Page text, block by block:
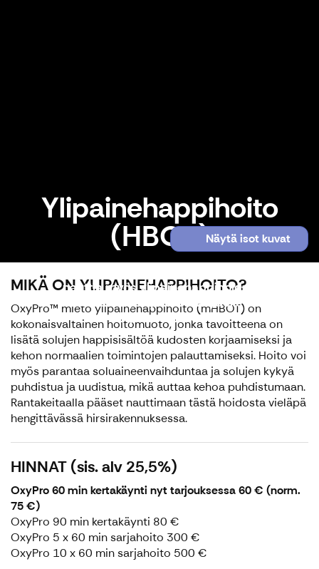
Ylipainehappihoito
(HBOT)
nauttia myös ylipainehappihoidon
lukuisista hyödyistä terveydelle ja
hyvinvoinnille
Näytä isot kuvat
MIKÄ ON YLIPAINEHAPPIHOITO?
OxyPro™ mieto ylipainehappihoito (mHBOT) on
kokonaisvaltainen hoitomuoto, jonka tavoitteena on
lisätä solujen happisisältöä kudosten korjaamiseksi ja
kehon normaalien toimintojen palauttamiseksi. Hoito voi
myös parantaa soluaineenvaihduntaa ja solujen kykyä
puhdistua ja uudistua, mikä auttaa kehoa puhdistumaan.
Rantakeitaalla pääset nauttimaan tästä hoidosta vieläpä
hengittävässä hirsirakennuksessa.
HINNAT (sis. alv 25,5%)
OxyPro 60 min kertakäynti nyt tarjouksessa 60 € (norm.
75 €)
OxyPro 90 min kertakäynti 80 €
OxyPro 5 x 60 min sarjahoito 300 €
OxyPro 10 x 60 min sarjahoito 500 €